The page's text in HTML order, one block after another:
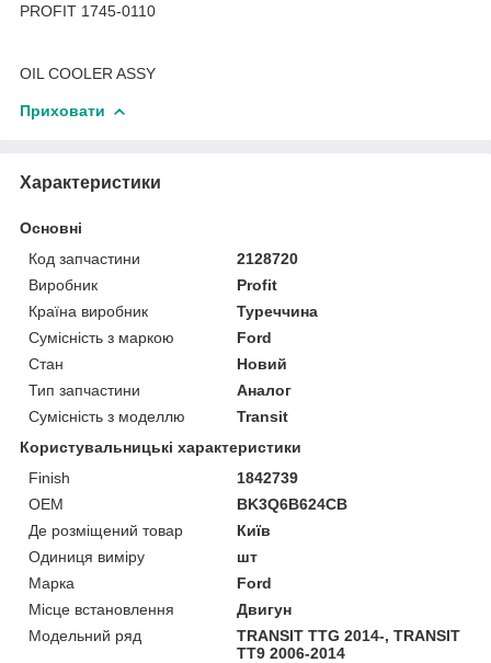
PROFIT 1745-0110
OIL COOLER ASSY
Приховати
Характеристики
Основні
Код запчастини
2128720
Виробник
Profit
Країна виробник
Туреччина
Сумісність з маркою
Ford
Стан
Новий
Тип запчастини
Аналог
Сумісність з моделлю
Transit
Користувальницькі характеристики
Finish
1842739
OEM
BK3Q6B624CB
Де розміщений товар
Київ
Одиниця виміру
шт
Марка
Ford
Місце встановлення
Двигун
Модельний ряд
TRANSIT TTG 2014-, TRANSIT
TT9 2006-2014